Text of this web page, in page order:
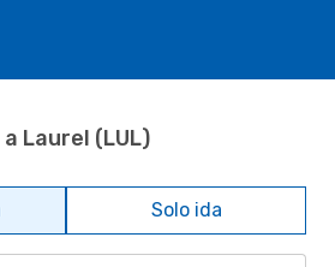
Laurel (LUL)
Solo ida